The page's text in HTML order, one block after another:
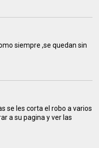
siempre ,se quedan sin
se les corta el robo a varios
a su pagina y ver las